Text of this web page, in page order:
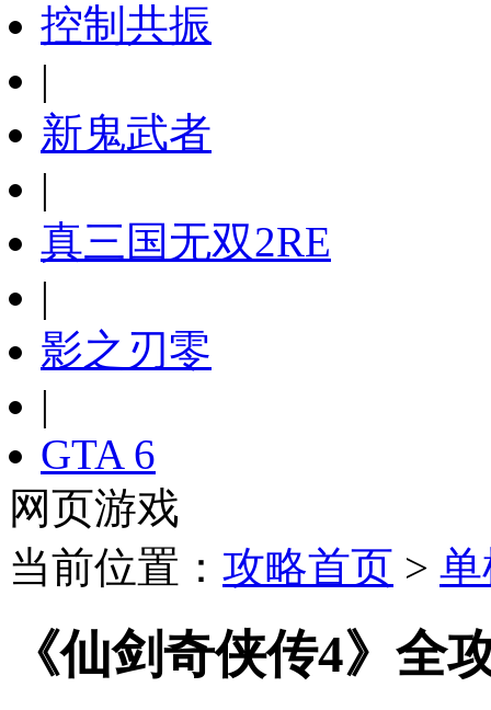
控制共振
|
新鬼武者
|
真三国无双2RE
|
影之刃零
|
GTA 6
网页游戏
当前位置： 攻略首页 >
《仙剑奇侠传4》全